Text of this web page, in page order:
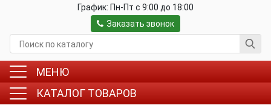
График: Пн-Пт c 9:00 до 18:00
Заказать звонок
МЕНЮ
КАТАЛОГ ТОВАРОВ